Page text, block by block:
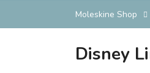
Moleskine Shop
Disney